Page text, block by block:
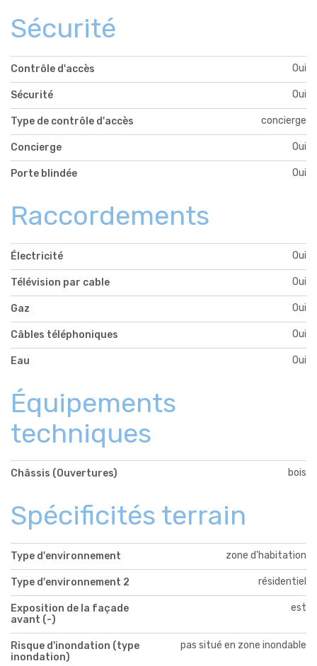
Sécurité
Contrôle d'accès Oui
Sécurité Oui
Type de contrôle d'accès concierge
Concierge Oui
Porte blindée Oui
Raccordements
Électricité Oui
Télévision par cable Oui
Gaz Oui
Câbles téléphoniques Oui
Eau Oui
Équipements
techniques
Châssis (Ouvertures) bois
Spécificités terrain
Type d'environnement zone d'habitation
Type d'environnement 2 résidentiel
Exposition de la façade
avant (-)
est
Risque d'inondation (type
inondation)
pas situé en zone inondable